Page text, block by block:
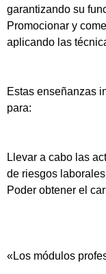
garantizando su
Promocionar y
aplicando las
Estas enseñanzas
para:
Llevar a cabo las
de riesgos
Poder obtener el
«Los módulos